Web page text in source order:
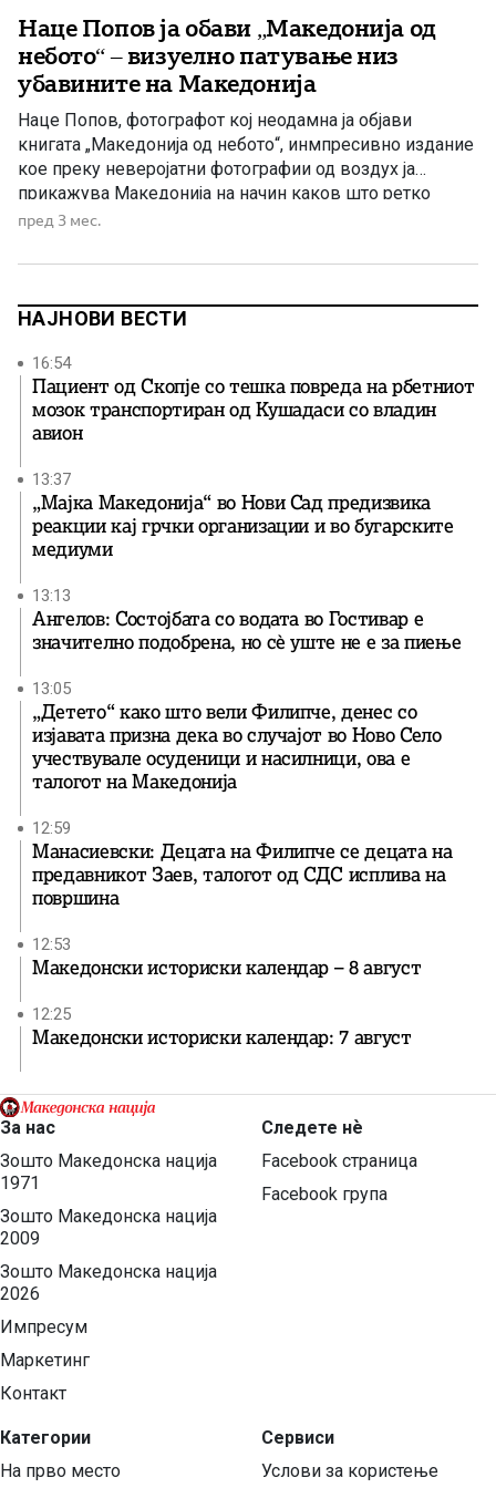
Наце Попов ја обави „Македонија од
небото“ – визуелно патување низ
убавините на Македонија
Наце Попов, фотографот кој неодамна ја објави
книгата „Македонија од небото“, инмпресивно издание
кое преку неверојатни фотографии од воздух ја
прикажува Македонија на начин каков што ретко
имаме можност да ја видиме. Од планини, езера и
богатства, книгата нуди вистинско визуелно патување
пред 3 мес.
НАЈНОВИ ВЕСТИ
16:54
Пациент од Скопје со тешка повреда на рбетниот
мозок транспортиран од Кушадаси со владин
авион
13:37
„Мајка Македонија“ во Нови Сад предизвика
реакции кај грчки организации и во бугарските
медиуми
13:13
Ангелов: Состојбата со водата во Гостивар е
значително подобрена, но сè уште не е за пиење
13:05
„Детето“ како што вели Филипче, денес со
изјавата призна дека во случајот во Ново Село
учествувале осуденици и насилници, ова е
талогот на Македонија
12:59
Манасиевски: Децата на Филипче се децата на
предавникот Заев, талогот од СДС исплива на
површина
12:53
Македонски историски календар – 8 август
12:25
Македонски историски календар: 7 август
За нас
Зошто Македонска нација
1971
Зошто Македонска нација
2009
Зошто Македонска нација
2026
Импресум
Маркетинг
Контакт
Категории
На прво место
Следете нѐ
Facebook страница
Facebook група
Сервиси
Услови за користење